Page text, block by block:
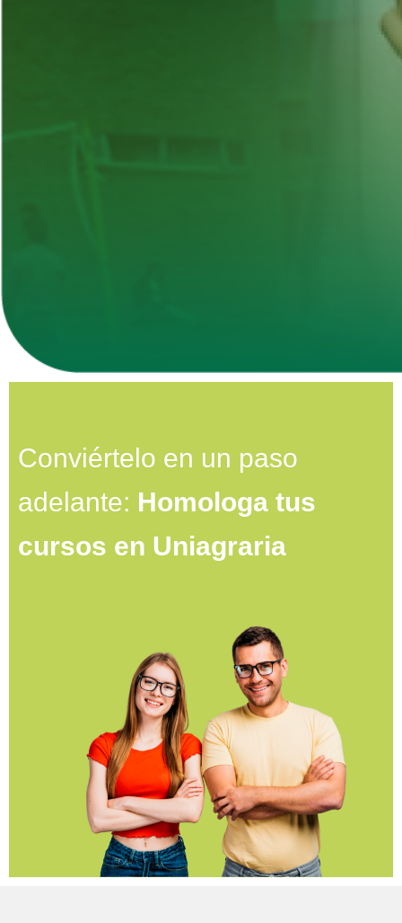
Conviértelo en un paso
adelante: Homologa tus
cursos en Uniagraria